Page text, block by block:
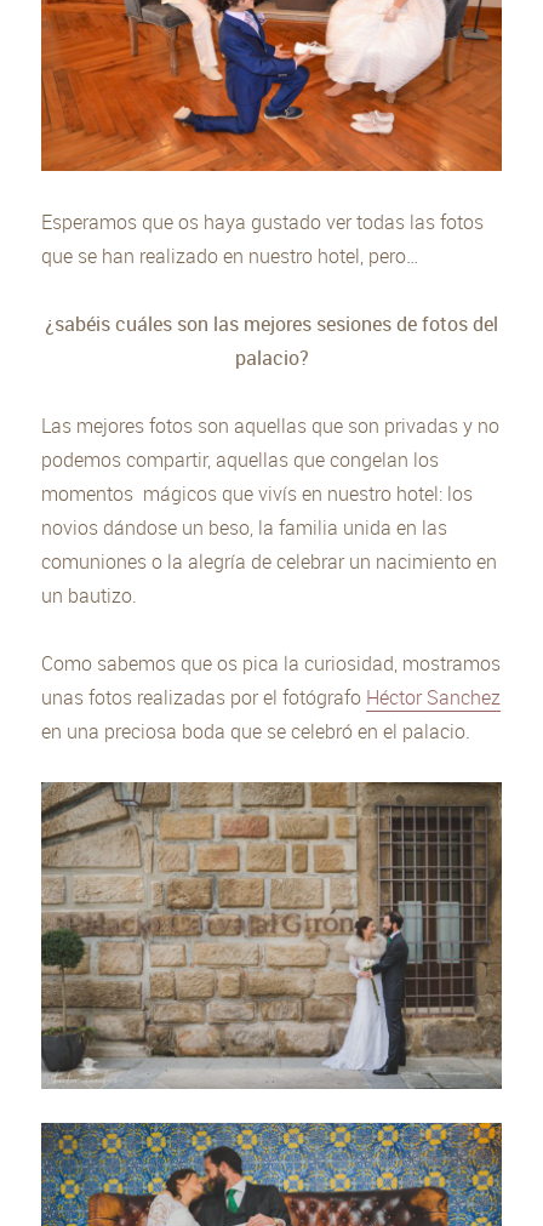
Esperamos que os haya gustado ver todas las fotos
que se han realizado en nuestro hotel, pero…
¿sabéis cuáles son las mejores sesiones de fotos del
palacio?
Las mejores fotos son aquellas que son privadas y no
podemos compartir, aquellas que congelan los
momentos mágicos que vivís en nuestro hotel: los
novios dándose un beso, la familia unida en las
comuniones o la alegría de celebrar un nacimiento en
un bautizo.
Como sabemos que os pica la curiosidad, mostramos
unas fotos realizadas por el fotógrafo Héctor Sanchez
en una preciosa boda que se celebró en el palacio.